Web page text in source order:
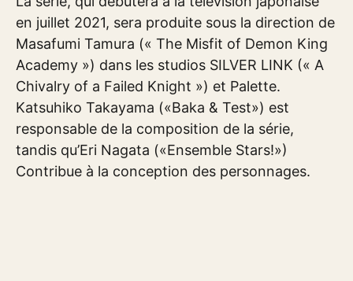
en juillet 2021, sera produite sous la direction de
Masafumi Tamura (« The Misfit of Demon King
Academy ») dans les studios SILVER LINK (« A
Chivalry of a Failed Knight ») et Palette.
Katsuhiko Takayama («Baka & Test») est
responsable de la composition de la série,
tandis qu’Eri Nagata («Ensemble Stars!»)
Contribue à la conception des personnages.